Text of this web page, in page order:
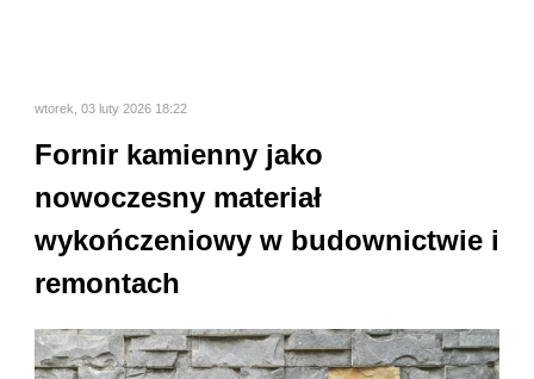
wtorek, 03 luty 2026 18:22
Fornir kamienny jako
nowoczesny materiał
wykończeniowy w budownictwie i
remontach